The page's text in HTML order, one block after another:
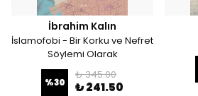
İbrahim Kalın
İslamofobi - Bir Korku ve Nefret
Söylemi Olarak
%30
₺ 345.00
₺ 241.50